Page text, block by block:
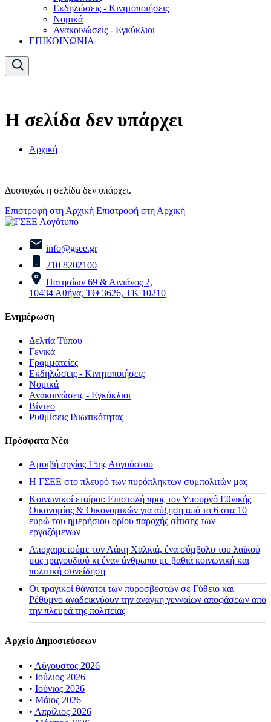
Εκδηλώσεις - Κινητοποιήσεις
Νομικά
Ανακοινώσεις - Εγκύκλιοι
ΕΠΙΚΟΙΝΩΝΙΑ
Η σελίδα δεν υπάρχει
Αρχική
Δυστυχώς η σελίδα δεν υπάρχει.
Επιστροφή στη Αρχική Επιστροφή στη Αρχική
info@gsee.gr
210 8202100
Πατησίων 69 & Αινιάνος 2,
10434 Αθήνα, ΤΘ 3626, ΤΚ 10210
Ενημέρωση
Δελτία Τύπου
Γενικά
Γραμματείες
Εκδηλώσεις - Κινητοποιήσεις
Νομικά
Ανακοινώσεις - Εγκύκλιοι
Βίντεο
Ρυθμίσεις Ιδιωτικότητας
Πρόσφατα Νέα
Αμοιβή αργίας 15ης Αυγούστου
H ΓΣΕΕ στο πλευρό των πυρόπληκτων συμπολιτών μας
Κοινωνικοί εταίροι: Επιστολή προς τον Υπουργό Εθνικής
Οικονομίας & Οικονομικών για αύξηση από τα 6 στα 10
ευρώ του ημερήσιου ορίου παροχής σίτισης των
εργαζόμενων
Αποχαιρετούμε τον Λάκη Χαλκιά, ένα σύμβολο του λαϊκού
μας τραγουδιού κι έναν άνθρωπο με βαθιά κοινωνική και
πολιτική συνείδηση
Οι τραγικοί θάνατοι των πυροσβεστών σε Γύθειο και
Ρέθυμνο αναδεικνύουν την ανάγκη γενναίων αποφάσεων από
την πλευρά της πολιτείας
Αρχείο Δημοσιεύσεων
• Αύγουστος 2026
• Ιούλιος 2026
• Ιούνιος 2026
• Μάιος 2026
• Απρίλιος 2026